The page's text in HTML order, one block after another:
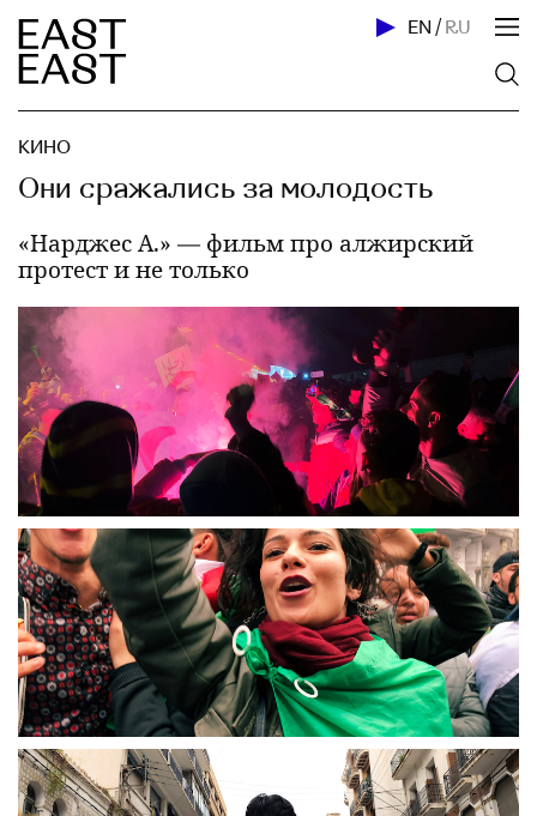
EN / RU
КИНО
Они сражались за молодость
«Нарджес А.» — фильм про алжирский
протест и не только